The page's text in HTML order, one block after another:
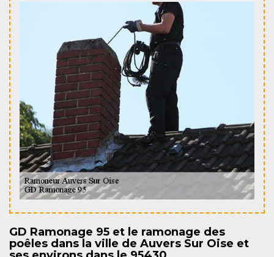
GD Ramonage 95 et le ramonage des
poêles dans la ville de Auvers Sur Oise et